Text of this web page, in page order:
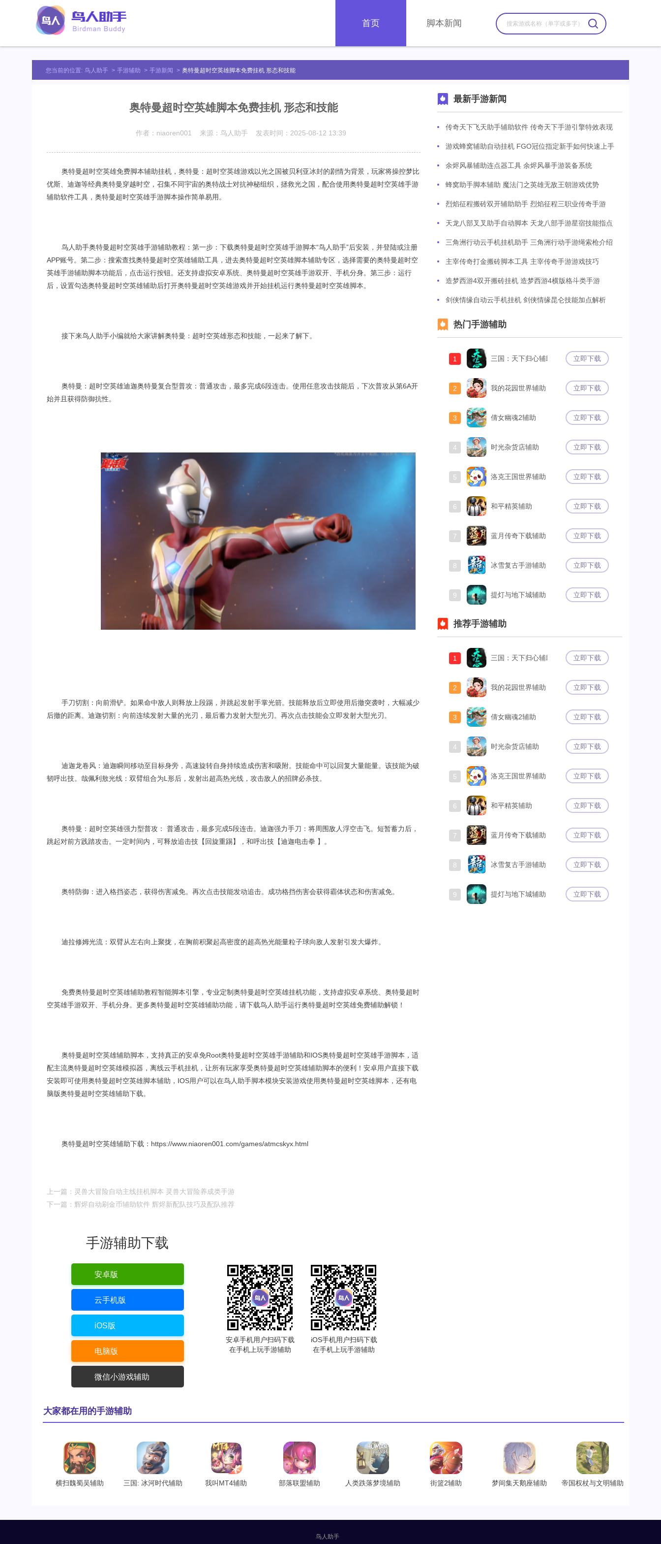
首页 脚本新闻
您当前的位置: 鸟人助手 > 手游辅助 > 手游新闻 > 奥特曼超时空英雄脚本免费挂机 形态和技能
奥特曼超时空英雄脚本免费挂机 形态和技能
作者：niaoren001 来源：鸟人助手 发表时间：2025-08-12 13:39
奥特曼超时空英雄免费脚本辅助挂机，奥特曼：超时空英雄游戏以光之国被贝利亚冰封的剧情为背景，玩家将操控梦比
优斯、迪迦等经典奥特曼穿越时空，召集不同宇宙的奥特战士对抗神秘组织，拯救光之国，配合使用奥特曼超时空英雄手游
辅助软件工具，奥特曼超时空英雄手游脚本操作简单易用。
鸟人助手奥特曼超时空英雄手游辅助教程：第一步：下载奥特曼超时空英雄手游脚本“鸟人助手”后安装，并登陆或注册
APP账号。第二步：搜索查找奥特曼超时空英雄辅助工具，进去奥特曼超时空英雄脚本辅助专区，选择需要的奥特曼超时空
英雄手游辅助脚本功能后，点击运行按钮。还支持虚拟安卓系统、奥特曼超时空英雄手游双开、手机分身。第三步：运行
后，设置勾选奥特曼超时空英雄辅助后打开奥特曼超时空英雄游戏并开始挂机运行奥特曼超时空英雄脚本。
接下来鸟人助手小编就给大家讲解奥特曼：超时空英雄形态和技能，一起来了解下。
奥特曼：超时空英雄迪迦奥特曼复合型普攻：普通攻击，最多完成6段连击。使用任意攻击技能后，下次普攻从第6A开
始并且获得防御抗性。
手刀切割：向前滑铲。如果命中敌人则释放上段踢，并跳起发射手掌光箭。技能释放后立即使用后撤突袭时，大幅减少
后撤的距离。迪迦切割：向前连续发射大量的光刃，最后蓄力发射大型光刃。再次点击技能会立即发射大型光刃。
迪迦龙卷风：迪迦瞬间移动至目标身旁，高速旋转自身持续造成伤害和吸附。技能命中可以回复大量能量。该技能为破
韧呼出技。哉佩利敖光线：双臂组合为L形后，发射出超高热光线，攻击敌人的招牌必杀技。
奥特曼：超时空英雄强力型普攻： 普通攻击，最多完成5段连击。迪迦强力手刀：将周围敌人浮空击飞。短暂蓄力后，
跳起对前方践踏攻击。一定时间内，可释放追击技【回旋重踢】，和呼出技【迪迦电击拳 】。
奥特防御：进入格挡姿态，获得伤害减免。再次点击技能发动追击。成功格挡伤害会获得霸体状态和伤害减免。
迪拉修姆光流：双臂从左右向上聚拢，在胸前积聚起高密度的超高热光能量粒子球向敌人发射引发大爆炸。
免费奥特曼超时空英雄辅助教程智能脚本引擎，专业定制奥特曼超时空英雄挂机功能，支持虚拟安卓系统、奥特曼超时
空英雄手游双开、手机分身。更多奥特曼超时空英雄辅助功能，请下载鸟人助手运行奥特曼超时空英雄免费辅助解锁！
奥特曼超时空英雄辅助脚本，支持真正的安卓免Root奥特曼超时空英雄手游辅助和IOS奥特曼超时空英雄手游脚本，适
配主流奥特曼超时空英雄模拟器，离线云手机挂机，让所有玩家享受奥特曼超时空英雄辅助脚本的便利！安卓用户直接下载
安装即可使用奥特曼超时空英雄脚本辅助，IOS用户可以在鸟人助手脚本模块安装游戏使用奥特曼超时空英雄脚本，还有电
脑版奥特曼超时空英雄辅助下载。
奥特曼超时空英雄辅助下载：https://www.niaoren001.com/games/atmcskyx.html
上一篇：灵兽大冒险自动主线挂机脚本 灵兽大冒险养成类手游
下一篇：辉烬自动刷金币辅助软件 辉烬新配队技巧及配队推荐
手游辅助下载
安卓版
云手机版
iOS版
电脑版
微信小游戏辅助
安卓手机用户扫码下载
在手机上玩手游辅助
iOS手机用户扫码下载
在手机上玩手游辅助
最新手游新闻
传奇天下飞天助手辅助软件 传奇天下手游引擎特效表现
游戏蜂窝辅助自动挂机 FGO冠位指定新手如何快速上手
余烬风暴辅助连点器工具 余烬风暴手游装备系统
蜂窝助手脚本辅助 魔法门之英雄无敌王朝游戏优势
烈焰征程搬砖双开辅助助手 烈焰征程三职业传奇手游
天龙八部叉叉助手自动脚本 天龙八部手游星宿技能指点
三角洲行动云手机挂机助手 三角洲行动手游绳索枪介绍
主宰传奇打金搬砖脚本工具 主宰传奇手游游戏技巧
造梦西游4双开搬砖挂机 造梦西游4横版格斗类手游
剑侠情缘自动云手机挂机 剑侠情缘昆仑技能加点解析
热门手游辅助
1 三国：天下归心辅助 立即下载
2 我的花园世界辅助 立即下载
3 倩女幽魂2辅助 立即下载
4 时光杂货店辅助 立即下载
5 洛克王国世界辅助 立即下载
6 和平精英辅助 立即下载
7 蓝月传奇下载辅助 立即下载
8 冰雪复古手游辅助 立即下载
9 提灯与地下城辅助 立即下载
推荐手游辅助
1 三国：天下归心辅助 立即下载
2 我的花园世界辅助 立即下载
3 倩女幽魂2辅助 立即下载
4 时光杂货店辅助 立即下载
5 洛克王国世界辅助 立即下载
6 和平精英辅助 立即下载
7 蓝月传奇下载辅助 立即下载
8 冰雪复古手游辅助 立即下载
9 提灯与地下城辅助 立即下载
大家都在用的手游辅助
横扫魏蜀吴辅助 三国: 冰河时代辅助 我叫MT4辅助 部落联盟辅助 人类跌落梦境辅助 街篮2辅助 梦间集天鹅座辅助 帝国权杖与文明辅助
鸟人助手